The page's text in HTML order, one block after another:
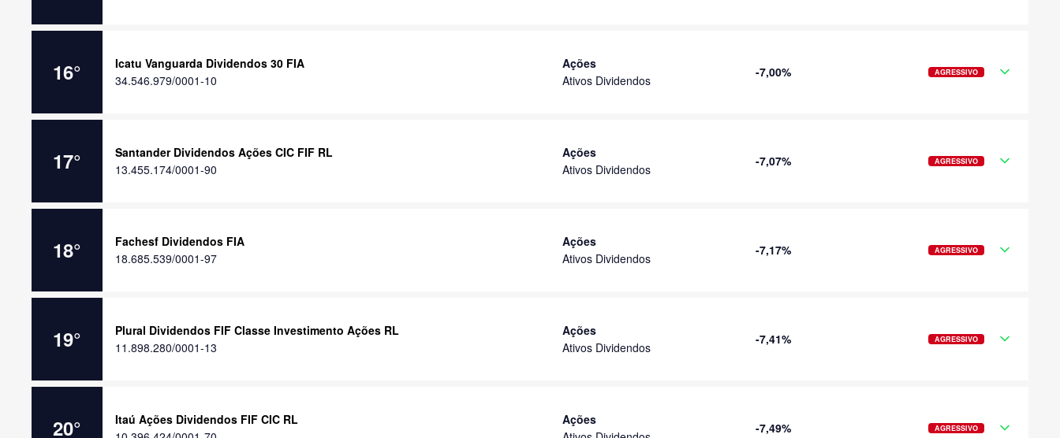
16°
Icatu Vanguarda Dividendos 30 FIA
34.546.979/0001-10
Ações
Ativos Dividendos
-7,00% AGRESSIVO
17°
Santander Dividendos Ações CIC FIF RL
13.455.174/0001-90
Ações
Ativos Dividendos
-7,07% AGRESSIVO
18°
Fachesf Dividendos FIA
18.685.539/0001-97
Ações
Ativos Dividendos
-7,17% AGRESSIVO
19°
Plural Dividendos FIF Classe Investimento Ações RL
11.898.280/0001-13
Ações
Ativos Dividendos
-7,41% AGRESSIVO
20°
Itaú Ações Dividendos FIF CIC RL
Ações
-7,49% AGRESSIVO